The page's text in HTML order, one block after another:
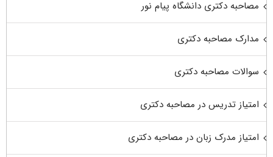
مصاحبه دکتری دانشگاه پیام نور
مدارک مصاحبه دکتری
سوالات مصاحبه دکتری
امتیاز تدریس در مصاحبه دکتری
امتیاز مدرک زبان در مصاحبه دکتری